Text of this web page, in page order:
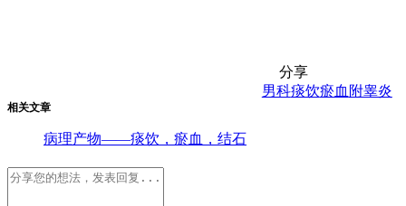
分享
相关文章
病理产物——痰饮，瘀血，结石
男科痰饮瘀血 附睾炎